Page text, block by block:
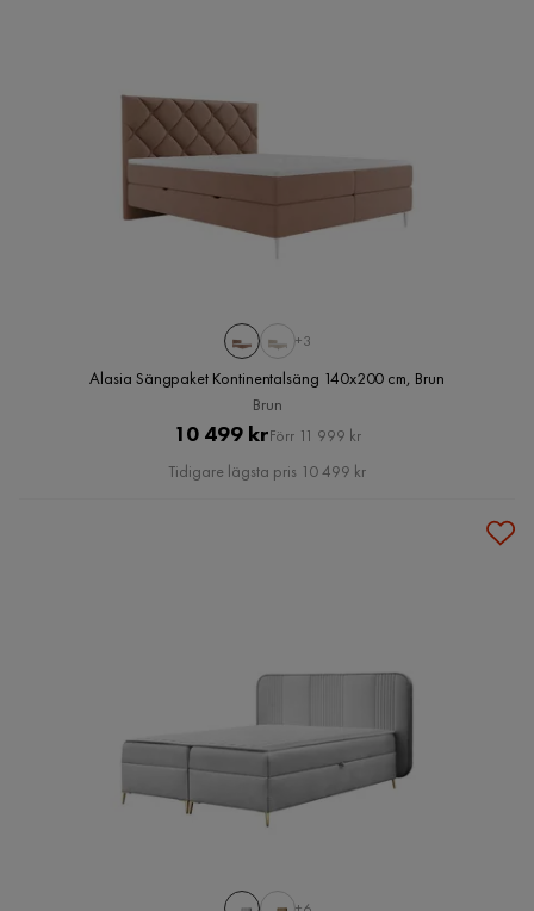
+3
Alasia Sängpaket Kontinentalsäng 140x200 cm, Brun
Brun
Pris
10 499 krOriginal
Pris
Förr 11 999 kr
Tidigare lägsta pris 10 499 kr